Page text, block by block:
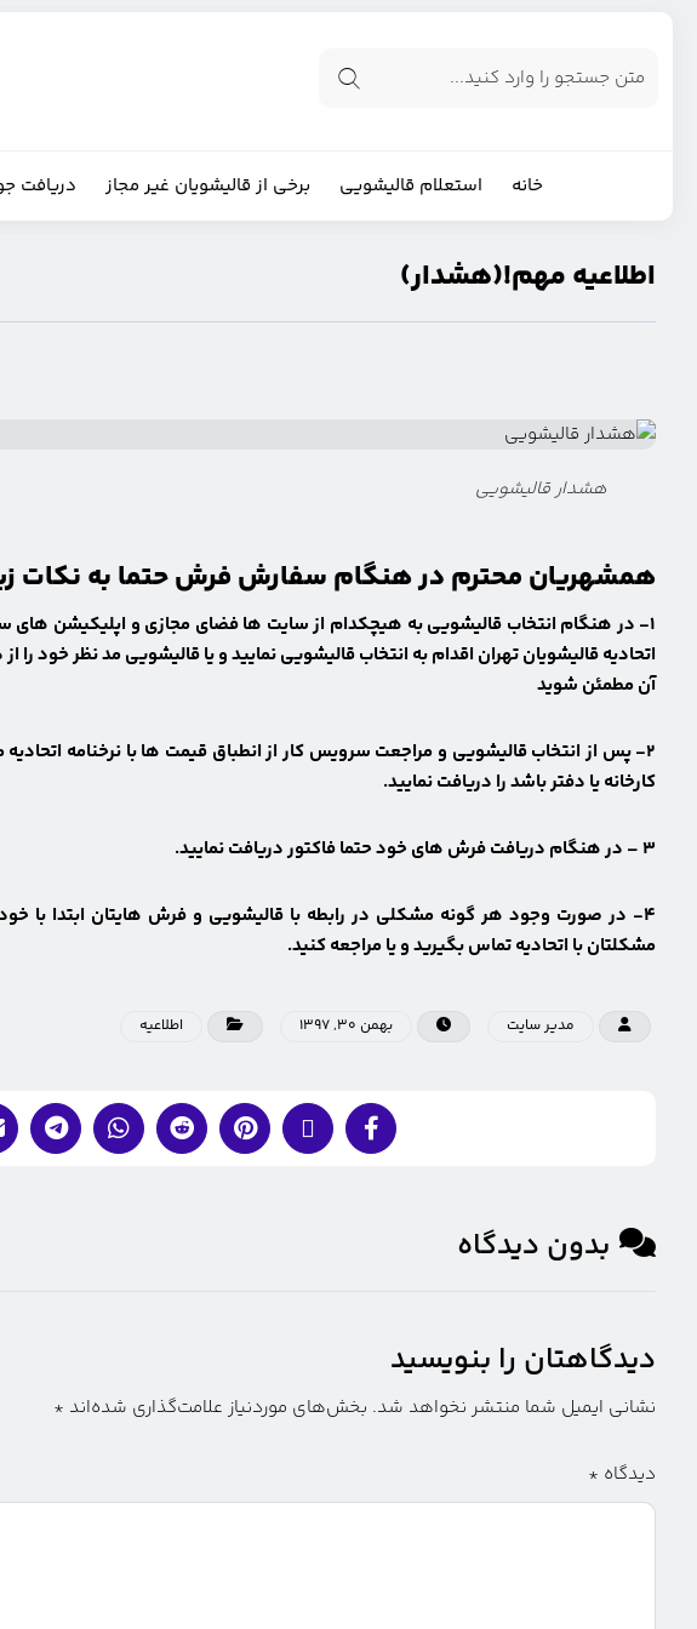
خانه استعلام قالیشویی برخی از قالیشویان غیر مجاز دریافت
اطلاعیه مهم!(هشدار)
هشدار قالیشویی
همشهریان محترم در هنگام سفارش فرش حتما به نکات
۱- در هنگام انتخاب قالیشویی به هیچکدام از سایت ها فضای مجازی و اپلیکیشن های
اتحادیه قالیشویان تهران اقدام به انتخاب قالیشویینمایید و یا قالیشویی مد نظر خود را
آن مطمئن شوید
۲- پس از انتخاب قالیشویی و مراجعت سرویس کار از انطباق قیمت ها با نرخنامه اتحادیه
کارخانه یا دفتر باشد را دریافت نمایید.
۳ – در هنگام دریافت فرش های خود حتما فاکتور دریافت نمایید.
۴- در صورت وجود هر گونه مشکلی در رابطه با قالیشویی و فرش هایتان ابتدا با خود قالیشویی تماس گرفته و در صورت
مشکلتانبا اتحادیه تماس بگیرید و یا مراجعه کنید.
مدیر سایت بهمن ۳۰, ۱۳۹۷ اطلاعیه
بدون دیدگاه
دیدگاهتان را بنویسید
نشانی ایمیل شما منتشر نخواهد شد. بخش‌های موردنیاز علامت‌گذاری شده‌اند *
دیدگاه *